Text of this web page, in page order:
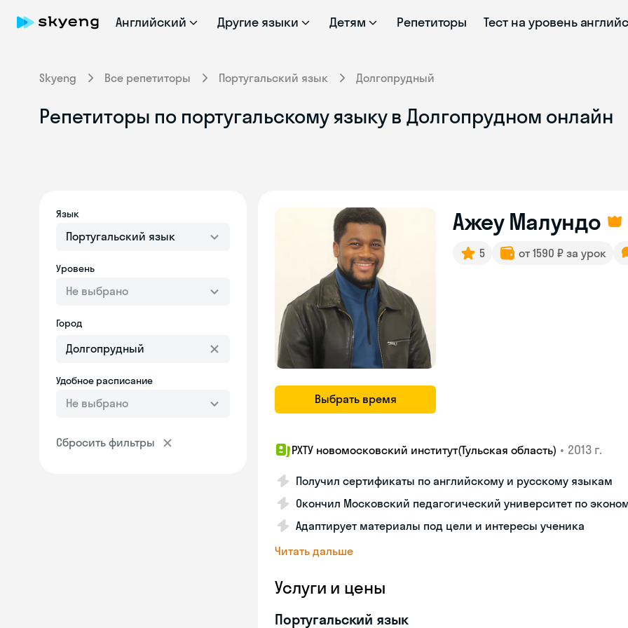
Английский Другие языки Детям Репетиторы Тест на уровень
Skyeng Все репетиторы Португальский язык Долгопрудный
Репетиторы по португальскому языку в Долгопрудном онлайн
Язык
Португальский язык
Уровень
Не выбрано
Город
Удобное расписание
Не выбрано
Сбросить фильтры
Выбрать время
Ажеу Малундо
5 от 1590 ₽ за урок
РХТУ новомосковский институт(Тульская область) • 2013 г.
Получил сертификаты по английскому и русскому языкам
Окончил Московский педагогический университет по
Адаптирует материалы под цели и интересы ученика
Читать дальше
Услуги и цены
Португальский язык